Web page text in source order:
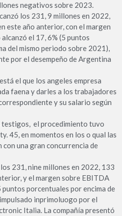
negativos sobre 2023.
los 231, 9 millones en 2022,
este año anterior, con el margen
el 17, 6% (5 puntos
del mismo periodo sobre 2021),
por el desempeño de Argentina
el que los angeles empresa
faena y darles a los trabajadores
y su salario según
testigos, el procedimiento tuvo
45, en momentos en los o qual las
una gran concurrencia de
231, nine millones en 2022, 133
y el margen sobre EBITDA
porcentuales por encima de
inprimoluogo por el
Italia. La compañía presentó